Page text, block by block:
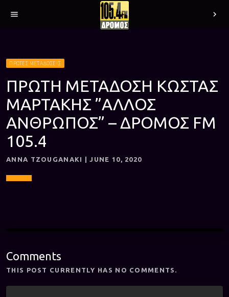
menu chevron_right
ΠΡΩΤΕΣ ΜΕΤΑΔΟΣΕΙΣ
ΠΡΩΤΗ ΜΕΤΑΔΟΣΗ ΚΩΣΤΑΣ
ΜΑΡΤΑΚΗΣ ”ΑΛΛΟΣ
ΑΝΘΡΩΠΟΣ” – ΔΡΟΜΟΣ FM
105.4
ANNA TZOUGANAKI | JUNE 10, 2020
Comments
THIS POST CURRENTLY HAS NO COMMENTS.